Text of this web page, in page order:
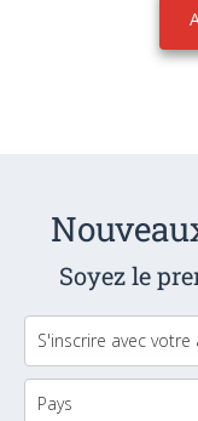
Soyez le